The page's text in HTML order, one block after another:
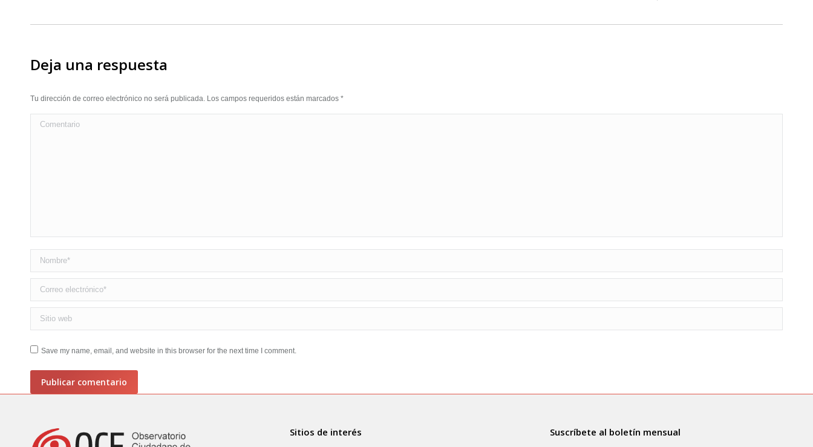
Deja una respuesta
Tu dirección de correo electrónico no será publicada. Los campos requeridos están marcados *
Comentario
Nombre *
Correo electrónico *
Sitio web
Save my name, email, and website in this browser for the next time I comment.
Publicar comentario
Sitios de interés Suscríbete al boletín mensual